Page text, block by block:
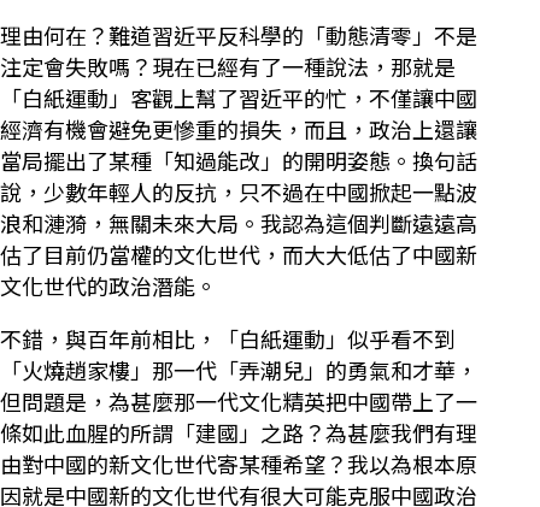
理由何在？難道習近平反科學的「動態清零」不是
注定會失敗嗎？現在已經有了一種說法，那就是
「白紙運動」客觀上幫了習近平的忙，不僅讓中國
經濟有機會避免更慘重的損失，而且，政治上還讓
當局擺出了某種「知過能改」的開明姿態。換句話
說，少數年輕人的反抗，只不過在中國掀起一點波
浪和漣漪，無關未來大局。我認為這個判斷遠遠高
估了目前仍當權的文化世代，而大大低估了中國新
文化世代的政治潛能。
不錯，與百年前相比，「白紙運動」似乎看不到
「火燒趙家樓」那一代「弄潮兒」的勇氣和才華，
但問題是，為甚麼那一代文化精英把中國帶上了一
條如此血腥的所謂「建國」之路？為甚麼我們有理
由對中國的新文化世代寄某種希望？我以為根本原
因就是中國新的文化世代有很大可能克服中國政治